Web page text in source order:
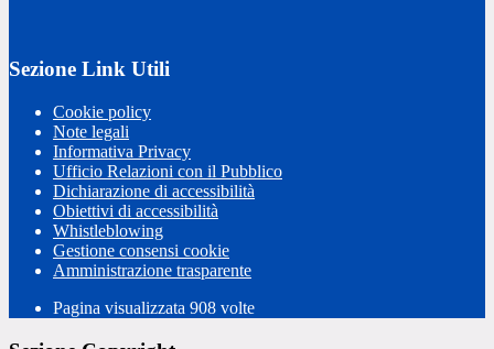
Sezione Link Utili
Cookie policy
Note legali
Informativa Privacy
Ufficio Relazioni con il Pubblico
Dichiarazione di accessibilità
Obiettivi di accessibilità
Whistleblowing
Gestione consensi cookie
Amministrazione trasparente
Pagina visualizzata 908 volte